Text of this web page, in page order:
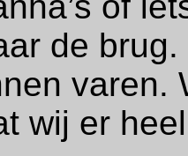
de
varen.
wij er